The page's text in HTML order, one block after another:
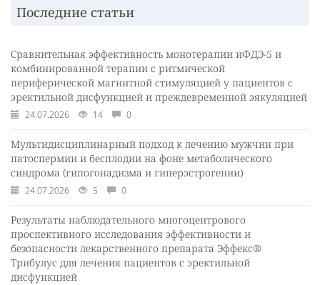
Последние статьи
Сравнительная эффективность монотерапии иФДЭ-5 и
комбинированной терапии с ритмической
периферической магнитной стимуляцией у пациентов с
эректильной дисфункцией и преждевременной эякуляцией
24.07.2026 14 0
Мультидисциплинарный подход к лечению мужчин при
патоспермии и бесплодии на фоне метаболического
синдрома (гипогонадизма и гиперэстрогении)
24.07.2026 5 0
Результаты наблюдательного многоцентрового
проспективного исследования эффективности и
безопасности лекарственного препарата Эффекс®
Трибулус для лечения пациентов с эректильной
дисфункцией